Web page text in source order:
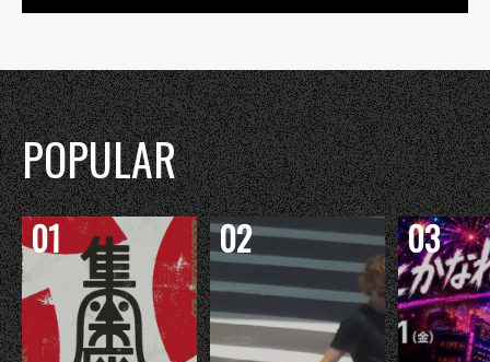
POPULAR